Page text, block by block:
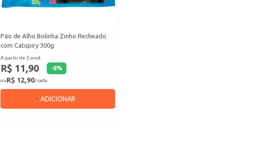
Pão de Alho Bolinha Zinho Recheado
com Catupiry 300g
A partir de 3 unid.
R$ 11,90 -8%
ouR$ 12,90/ cada
ADICIONAR